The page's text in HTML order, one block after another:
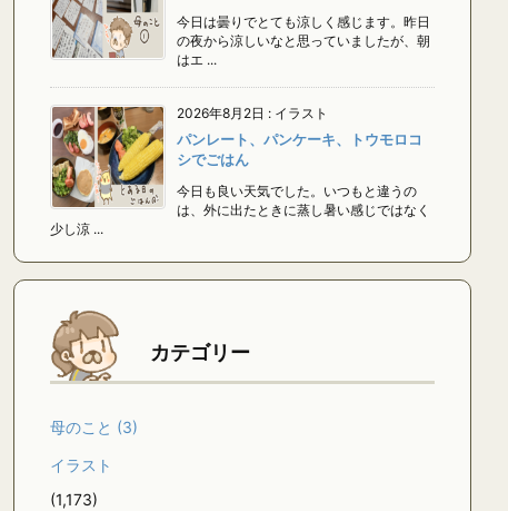
今日は曇りでとても涼しく感じます。昨日
の夜から涼しいなと思っていましたが、朝
はエ ...
2026年8月2日 : イラスト
パンレート、パンケーキ、トウモロコ
シでごはん
今日も良い天気でした。いつもと違うの
は、外に出たときに蒸し暑い感じではなく
少し涼 ...
カテゴリー
母のこと (3)
イラスト
(1,173)